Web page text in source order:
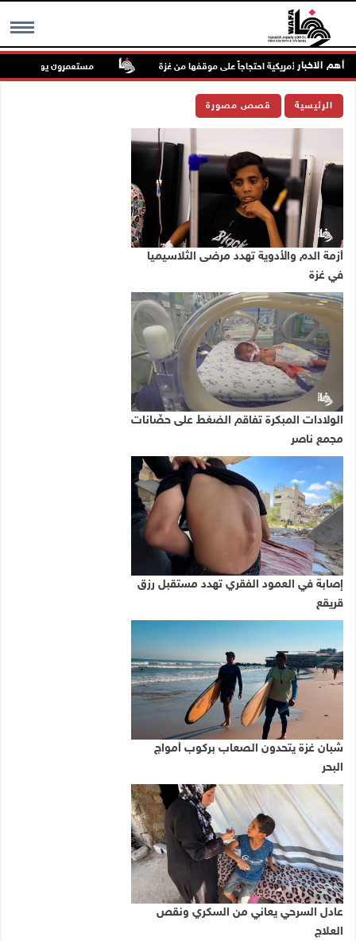
MENU أهم الاخبار
الأمريكية احتجاجاً على موقفها من غزة مستعمرون يهاجمون مسجدا في
الرئيسية قصص مصورة
أزمة الدم والأدوية تهدد مرضى الثلاسيميا
في غزة
الولادات المبكرة تفاقم الضغط على حضّانات
مجمع ناصر
إصابة في العمود الفقري تهدد مستقبل رزق
قريقع
شبان غزة يتحدون الصعاب بركوب أمواج
البحر
عادل السرحي يعاني من السكري ونقص
العلاج